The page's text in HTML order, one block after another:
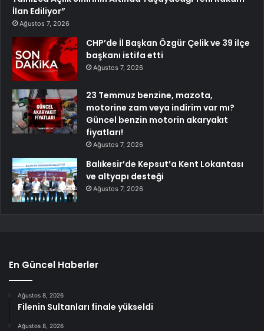
İlan Ediliyor”
Ağustos 7, 2026
CHP’de İl Başkan Özgür Çelik ve 39 ilçe
başkanı istifa etti
Ağustos 7, 2026
23 Temmuz benzine, mazota,
motorine zam veya indirim var mı?
Güncel benzin motorin akaryakıt
fiyatları!
Ağustos 7, 2026
Balıkesir’de Kepsut’a Kent Lokantası
ve altyapı desteği
Ağustos 7, 2026
En Güncel Haberler
Ağustos 8, 2026
Filenin Sultanları finale yükseldi
Ağustos 8, 2026